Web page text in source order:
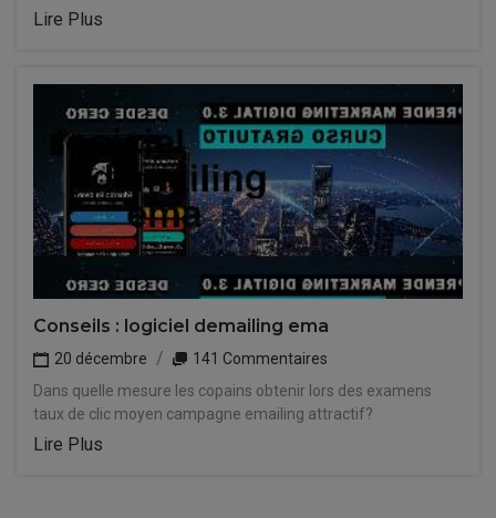
Lire Plus
Conseils : logiciel demailing ema
20 décembre
141 Commentaires
Dans quelle mesure les copains obtenir lors des examens
taux de clic moyen campagne emailing attractif?
Lire Plus